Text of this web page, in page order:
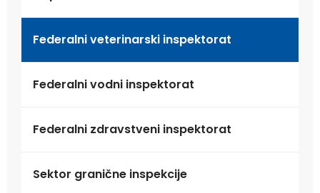
Federalni veterinarski inspektorat
Federalni vodni inspektorat
Federalni zdravstveni inspektorat
Sektor granične inspekcije